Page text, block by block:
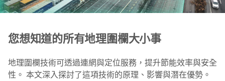
您想知道的所有地理圍欄大小事
地理圍欄技術可透過連網與定位服務，提升節能效率與安全
性。 本文深入探討了這項技術的原理、影響與潛在優勢。